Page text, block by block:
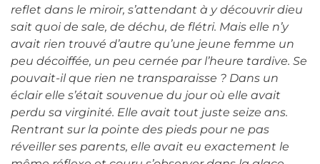
reflet dans le miroir, s’attendant à y découvrir dieu
sait quoi de sale, de déchu, de flétri. Mais elle n’y
avait rien trouvé d’autre qu’une jeune femme un
peu décoiffée, un peu cernée par l’heure tardive. Se
pouvait-il que rien ne transparaisse ? Dans un
éclair elle s’était souvenue du jour où elle avait
perdu sa virginité. Elle avait tout juste seize ans.
Rentrant sur la pointe des pieds pour ne pas
réveiller ses parents, elle avait eu exactement le